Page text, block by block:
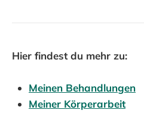
Hier findest du mehr zu:
Meinen Behandlungen
Meiner Körperarbeit